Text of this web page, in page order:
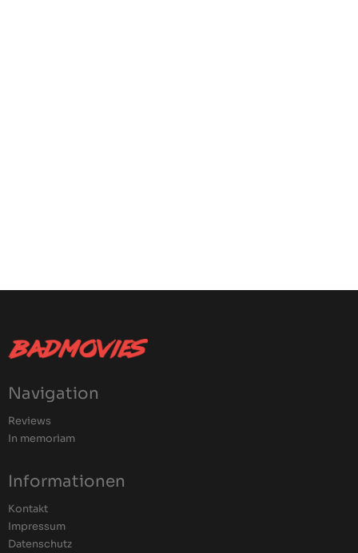
Navigation
Reviews
In memoriam
Informationen
Kontakt
Impressum
Datenschutz